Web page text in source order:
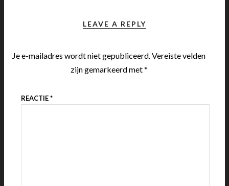
LEAVE A REPLY
Je e-mailadres wordt niet gepubliceerd.Vereiste velden
zijn gemarkeerd met*
REACTIE*